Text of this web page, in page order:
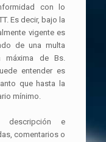
con lo
Es decir, bajo la
vigente es
de una multa
máxima de Bs.
entender es
que hasta la
mínimo.
descripción e
comentarios o